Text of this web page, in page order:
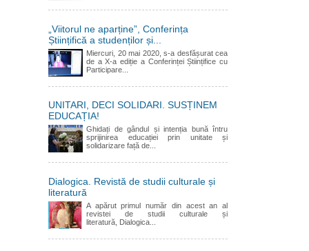
„Viitorul ne aparține”, Conferința
Științifică a studenților și...
Miercuri, 20 mai 2020, s-a desfășurat cea
de a X-a ediție a Conferinței Științifice cu
Participare...
UNITARI, DECI SOLIDARI. SUSȚINEM
EDUCAȚIA!
Ghidați de gândul și intenția bună întru
sprijinirea educației prin unitate și
solidarizare față de...
Dialogica. Revistă de studii culturale și
literatură
A apărut primul număr din acest an al
revistei de studii culturale și
literatură, Dialogica...